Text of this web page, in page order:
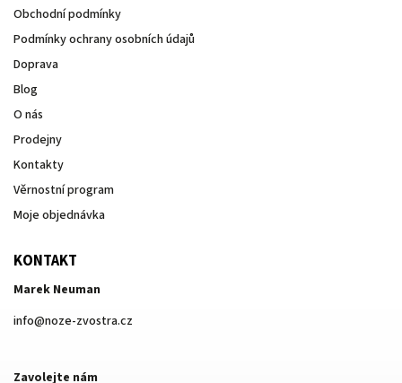
Obchodní podmínky
Podmínky ochrany osobních údajů
Doprava
Blog
O nás
Prodejny
Kontakty
Věrnostní program
Moje objednávka
KONTAKT
Marek Neuman
info@noze-zvostra.cz
Zavolejte nám